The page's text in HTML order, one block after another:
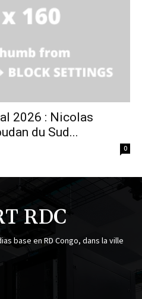
2026 : Nicolas
du Sud...
0
RDC
base en RD Congo, dans la ville